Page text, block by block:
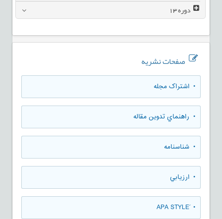
دوره13
صفحات نشریه
• اشتراک مجله
• راهنماي تدوين مقاله
• شناسنامه
• ارزيابي
• َAPA STYLE